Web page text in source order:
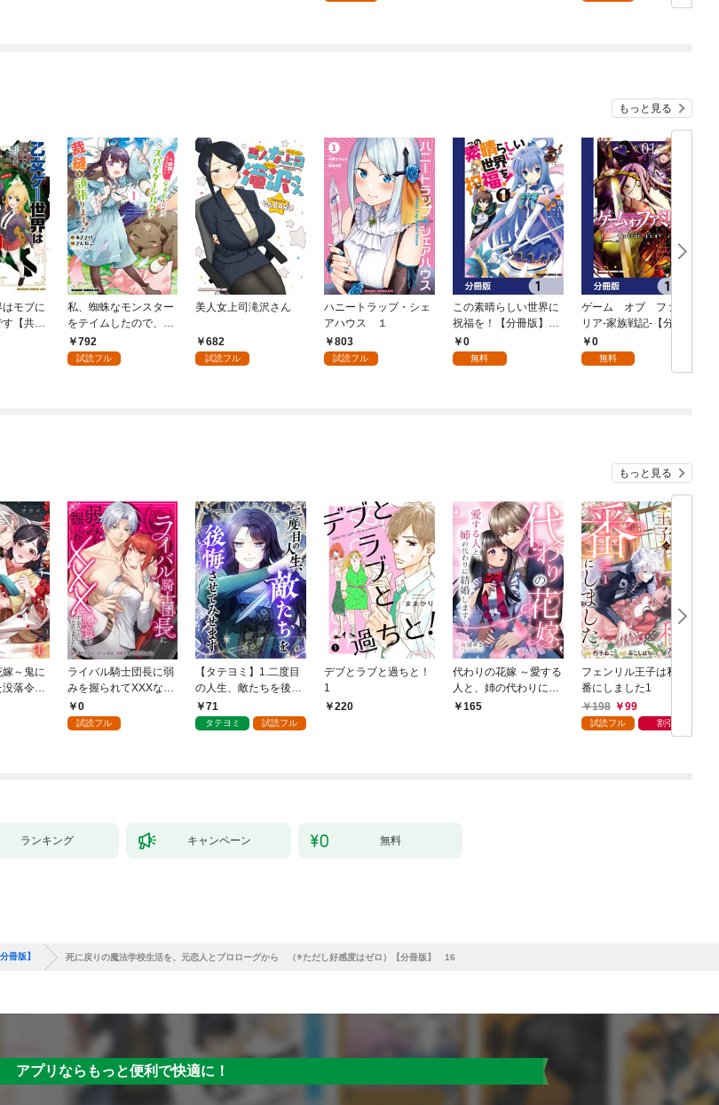
もっと見る
モブに
【共和
私、蜘蛛なモンスター
をテイムしたので、ス
パイダーシルクで裁縫
を頑張ります！ 1
792
試読フル
美人女上司滝沢さん
682
試読フル
ハニートラップ・シェ
アハウス １
803
試読フル
この素晴らしい世界に
祝福を！【分冊版】
1 0
無料
ゲーム オブ ファミ
リア-家族戦記-【分冊
版】 1
0
無料
もっと見る
嫁～鬼に
落令嬢
ライバル騎士団長に弱
みを握られてXXXな勝
負をすることになりま
した第1話
0
試読フル
【タテヨミ】1.二度目
の人生、敵たちを後悔
させてみせます
71
タテヨミ 試読フル
デブとラブと過ちと！
1
220
代わりの花嫁 ～愛する
人と、姉の代わりに結
婚します～ 1
165
フェンリル王子は私を
番にしました1
198
99
試読フル 割引
ランキング キャンペーン 無料
冊版】 死に戻りの魔法学校生活を、元恋人とプロローグから （※ただし好感度はゼロ）【分冊版】 16
アプリならもっと便利で快適に！